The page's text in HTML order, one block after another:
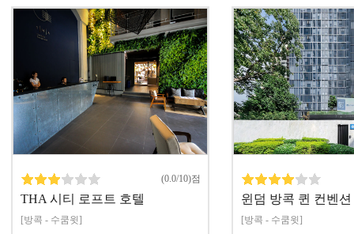
(0.0/10)점
THA 시티 로프트 호텔
[방콕 - 수쿰윗]
윈덤 방콕 퀸 컨벤
[방콕 - 수쿰윗]